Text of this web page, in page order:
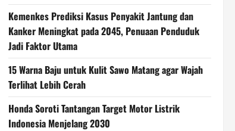
Kemenkes Prediksi Kasus Penyakit Jantung dan
Kanker Meningkat pada 2045, Penuaan Penduduk
Jadi Faktor Utama
15 Warna Baju untuk Kulit Sawo Matang agar Wajah
Terlihat Lebih Cerah
Honda Soroti Tantangan Target Motor Listrik
Indonesia Menjelang 2030